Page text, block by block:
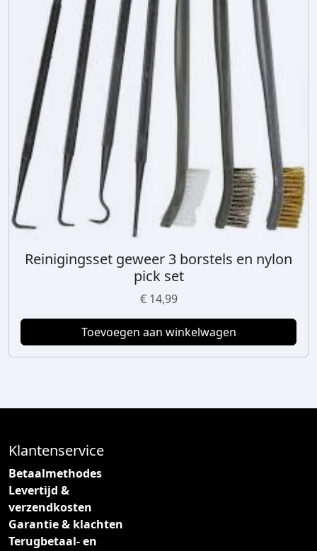
Reinigingsset geweer 3 borstels en nylon
pick set
€14,99
Toevoegen aan winkelwagen
Klantenservice
Betaalmethodes
Levertijd &
verzendkosten
Garantie & klachten
Terugbetaal- en